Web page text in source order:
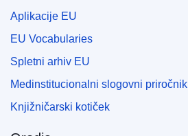
Aplikacije EU
EU Vocabularies
Spletni arhiv EU
Medinstitucionalni slogovni priročnik
Knjižničarski kotiček